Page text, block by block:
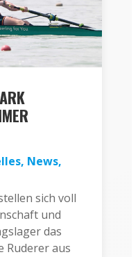
, News,
sich voll
und
das
Ruderer aus